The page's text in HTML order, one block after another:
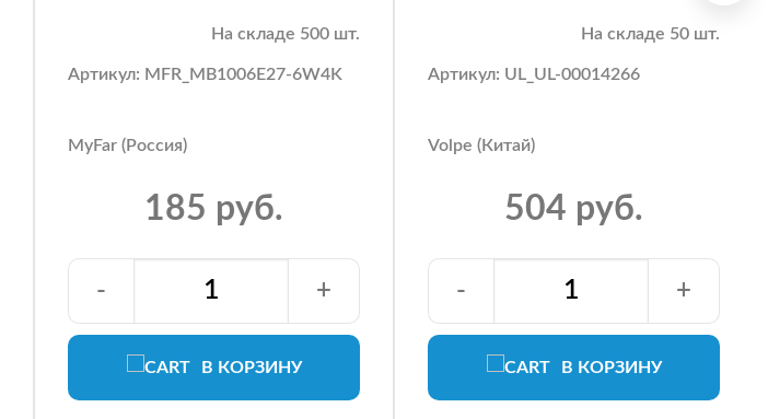
На складе 500 шт.
Артикул: MFR_MB1006E27-6W4K
MyFar (Россия)
185 руб.
В КОРЗИНУ
- +
На складе 50 шт.
Артикул: UL_UL-00014266
Volpe (Китай)
504 руб.
В КОРЗИНУ
- +